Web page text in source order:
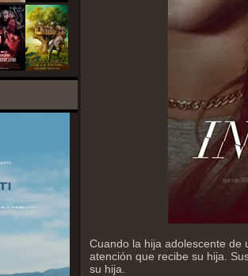
Cuando la hija adolescente de
atención que recibe su hija.
su hija.